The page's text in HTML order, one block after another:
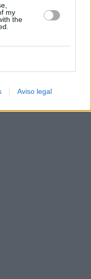
my
the
Aviso legal